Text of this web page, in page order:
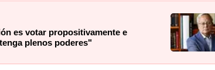
es votar propositivamente e
plenos poderes"